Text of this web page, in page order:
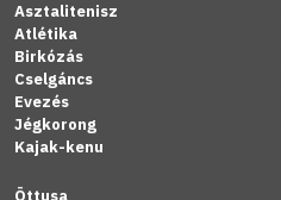
Asztalitenisz
Atlétika
Birkózás
Cselgáncs
Evezés
Jégkorong
Kajak-kenu